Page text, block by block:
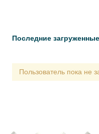
Последние загруженные
Пользователь пока не